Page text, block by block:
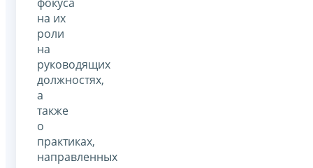
на их
роли
на
руководящих
должностях,
а
также
о
практиках,
направленных